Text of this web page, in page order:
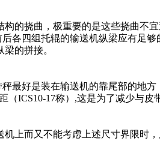
的挠曲，极重要的是这些挠曲不
各四组托辊的输送机纵梁应有足够
的拼接。
好是装在输送机的靠尾部的地方
（ICS10-17称）,这是为了减少与皮
上而又不能考虑上述尺寸界限时